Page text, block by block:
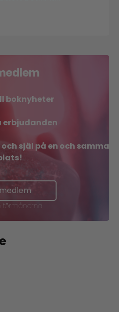
boknyheter
erbjudanden
själ på en och samma
förmånerna